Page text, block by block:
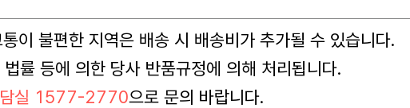
이 불편한 지역은 배송 시 배송비가 추가될 수 있습니다.
률 등에 의한 당사 반품규정에 의해 처리됩니다.
담실 1577-2770으로 문의 바랍니다.